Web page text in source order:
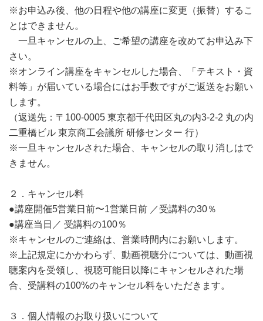
※お申込み後、他の日程や他の講座に変更（振替）するこ
とはできません。
一旦キャンセルの上、ご希望の講座を改めてお申込み下
さい。
※オンライン講座をキャンセルした場合、「テキスト・資
料等」が届いている場合にはお手数ですがご返送をお願い
します。
（返送先：〒100-0005 東京都千代田区丸の内3-2-2 丸の内
二重橋ビル 東京商工会議所 研修センター 行）
※一旦キャンセルされた場合、キャンセルの取り消しはで
きません。
２．キャンセル料
●講座開催5営業日前〜1営業日前 ／受講料の30％
●講座当日／ 受講料の100％
※キャンセルのご連絡は、営業時間内にお願いします。
※上記規定にかかわらず、動画視聴分については、動画視
聴案内を受領し、視聴可能日以降にキャンセルされた場
合、受講料の100%のキャンセル料をいただきます。
３．個人情報のお取り扱いについて